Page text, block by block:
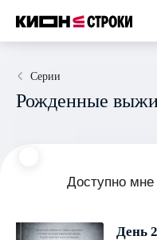
Серии
Рожденные
Доступно мне
День